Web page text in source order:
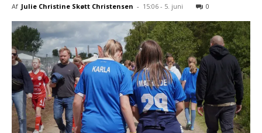
Af Julie Christine Skøtt Christensen - 15:06 - 5. juni 0